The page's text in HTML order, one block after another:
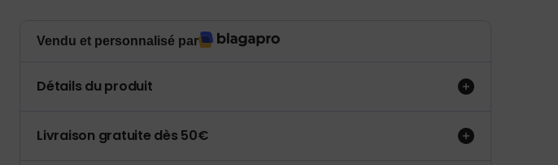
Vendu et personnalisé par
Détails du produit
Livraison gratuite dès 50€